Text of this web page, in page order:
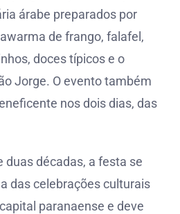
árabe preparados por
de frango, falafel,
doces típicos e o
Jorge. O evento também
nos dois dias, das
duas décadas, a festa se
das celebrações culturais
paranaense e deve